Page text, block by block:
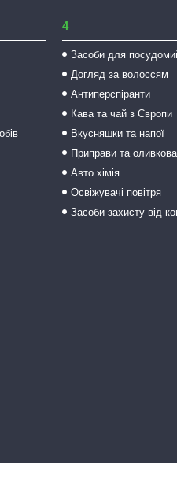
4
Засоби для
Догляд за волоссям
Антиперспіранти
Кава та чай з Європи
Вкусняшки та напої
Приправи та
Авто хімія
Освіжувачі повітря
Засоби захисту від